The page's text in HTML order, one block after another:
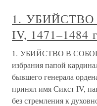
1.
IV, 1471–1484
1. УБИЙСТВО В
избрания папой
бывшего генерала
принял имя Сикст IV,
без стремления к